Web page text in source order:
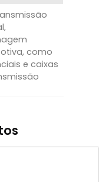
como
e caixas